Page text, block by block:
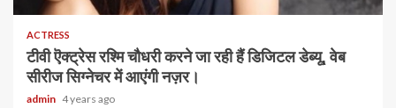
ACTRESS
टीवी ऎक्ट्रेस रश्मि चौधरी करने जा रही हैं डिजिटल डेब्यू, वेब
सीरीज सिग्नेचर में आएंगी नज़र।
admin 4 years ago